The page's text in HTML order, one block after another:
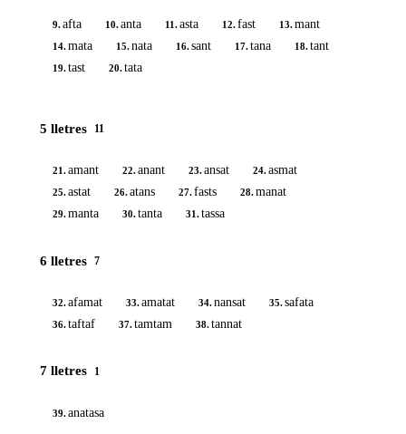
9.afta 10.anta 11.asta 12.fast 13.mant
14.mata 15.nata 16.sant 17.tana 18.tant
19.tast 20.tata
5 lletres 11
21.amant 22.anant 23.ansat 24.asmat
25.astat 26.atans 27.fasts 28.manat
29.manta 30.tanta 31.tassa
6 lletres 7
32.afamat 33.amatat 34.nansat 35.safata
36.taftaf 37.tamtam 38.tannat
7 lletres 1
39.anatasa